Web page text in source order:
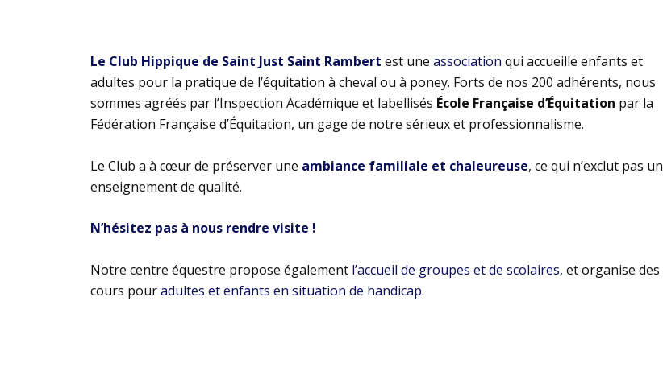
Le Club Hippique de Saint Just Saint Rambert est une association qui accueille enfants et
adultes pour la pratique de l’équitation à cheval ou à poney. Forts de nos 200 adhérents, nous
sommes agréés par l’Inspection Académique et labellisés École Française d’Équitation par la
Fédération Française d’Équitation, un gage de notre sérieux et professionnalisme.
Le Club a à cœur de préserver une ambiance familiale et chaleureuse, ce qui n’exclut pas un
enseignement de qualité.
N’hésitez pas à nous rendre visite !
Notre centre équestre propose également l’accueil de groupes et de scolaires, et organise des
cours pouradultes et enfants en situation de handicap.